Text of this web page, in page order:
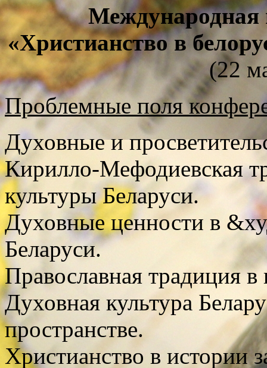
Международная
«Христианство в
(22
Проблемные поля
Духовные и
Кирилло-Мефодиевская
культуры Беларуси.
Духовные ценности в
Беларуси.
Православная традиция
Духовная культура
пространстве.
Христианство в истории